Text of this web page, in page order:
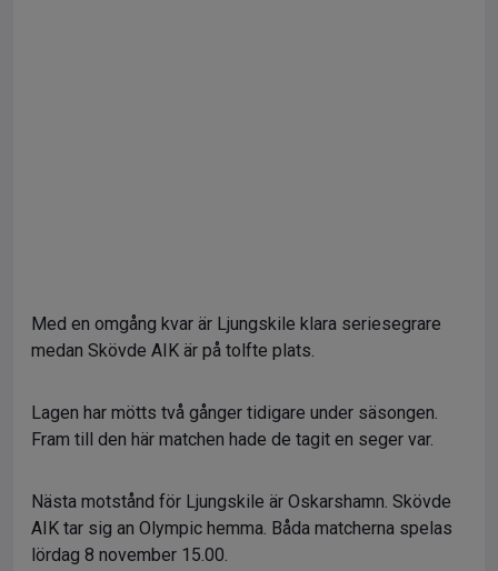
Med en omgång kvar är Ljungskile klara seriesegrare
medan Skövde AIK är på tolfte plats.
Lagen har mötts två gånger tidigare under säsongen.
Fram till den här matchen hade de tagit en seger var.
Nästa motstånd för Ljungskile är Oskarshamn. Skövde
AIK tar sig an Olympic hemma. Båda matcherna spelas
lördag 8 november 15.00.